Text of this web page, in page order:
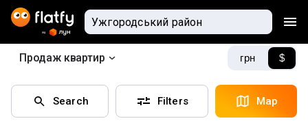
Продаж квартир грн $
Search Filters Map